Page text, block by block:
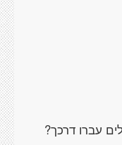
עברו דרכך?